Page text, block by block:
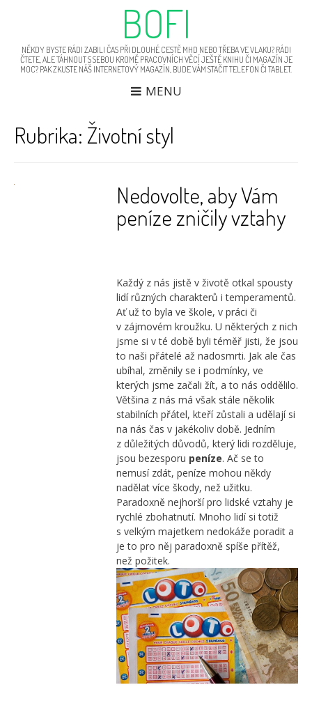
BOFI
NĚKDY BYSTE RÁDI ZABILI ČAS PŘI DLOUHÉ CESTĚ MHD NEBO TŘEBA VE VLAKU? RÁDI
ČTETE, ALE TÁHNOUT S SEBOU KROMĚ PRACOVNÍCH VĚCÍ JEŠTĚ KNIHU ČI MAGAZÍN JE
MOC? PAK ZKUSTE NÁŠ INTERNETOVÝ MAGAZÍN, BUDE VÁM STAČIT TELEFON ČI TABLET.
MENU
Rubrika: Životní styl
Nedovolte, aby Vám
peníze zničily vztahy
Každý z nás jistě v životě otkal spousty
lidí různých charakterů i temperamentů.
Ať už to byla ve škole, v práci či
v zájmovém kroužku. U některých z nich
jsme si v té době byli téměř jisti, že jsou
to naši přátelé až nadosmrti. Jak ale čas
ubíhal, změnily se i podmínky, ve
kterých jsme začali žít, a to nás oddělilo.
Většina z nás má však stále několik
stabilních přátel, kteří zůstali a udělají si
na nás čas v jakékoliv době. Jedním
z důležitých důvodů, který lidi rozděluje,
jsou bezesporu peníze. Ač se to
nemusí zdát, peníze mohou někdy
nadělat více škody, než užitku.
Paradoxně nejhorší pro lidské vztahy je
rychlé zbohatnutí. Mnoho lidí si totiž
s velkým majetkem nedokáže poradit a
je to pro něj paradoxně spíše přítěž,
než požitek.